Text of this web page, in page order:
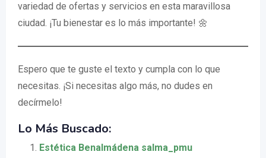
variedad de ofertas y servicios en esta maravillosa
ciudad. ¡Tu bienestar es lo más importante! 🌼
Espero que te guste el texto y cumpla con lo que
necesitas. ¡Si necesitas algo más, no dudes en
decírmelo!
Lo Más Buscado:
Estética Benalmádena salma_pmu